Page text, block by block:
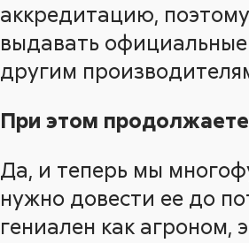
аккредитацию,
выдавать
другим
При этом продолжаете
Да, и теперь мы
нужно довести ее до
гениален как